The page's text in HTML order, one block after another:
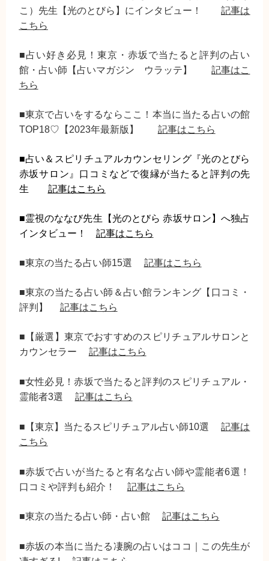
こ）先生【光のとびら】にインタビュー！記事は
こちら
■占い好き必見！東京・赤坂で当たると評判の占い
館・占い師【占いマガジン ウラッテ】記事はこ
ちら
■東京で占いをするならここ！本当に当たる占いの館
TOP18♡【2023年最新版】 記事はこちら
■占い＆スピリチュアルカウンセリング『光のとびら
赤坂サロン』口コミなどで復縁が当たると評判の先
生
記事はこちら
■霊視のななび先生【光のとびら 赤坂サロン】へ独占
インタビュー！ 記事はこちら
■東京の当たる占い師15選 記事はこちら
■東京の当たる占い師＆占い館ランキング【口コミ・
評判】 記事はこちら
■【厳選】東京でおすすめのスピリチュアルサロンと
カウンセラー 記事はこちら
■女性必見！赤坂で当たると評判のスピリチュアル・
霊能者3選 記事はこちら
■【東京】当たるスピリチュアル占い師10選記事は
こちら
■赤坂で占いが当たると有名な占い師や霊能者6選！
口コミや評判も紹介！ 記事はこちら
■東京の当たる占い師・占い館 記事はこちら
■赤坂の本当に当たる凄腕の占いはココ｜この先生が